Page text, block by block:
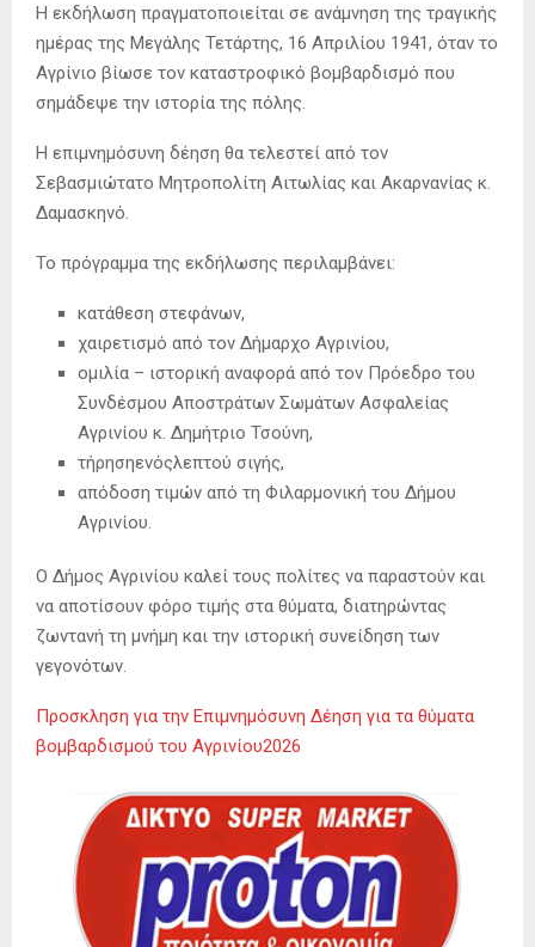
Η εκδήλωση πραγματοποιείται σε ανάμνηση της τραγικής
ημέρας της Μεγάλης Τετάρτης, 16 Απριλίου 1941, όταν το
Αγρίνιο βίωσε τον καταστροφικό βομβαρδισμό που
σημάδεψε την ιστορία της πόλης.
Η επιμνημόσυνη δέηση θα τελεστεί από τον
Σεβασμιώτατο Μητροπολίτη Αιτωλίας και Ακαρνανίας κ.
Δαμασκηνό.
Το πρόγραμμα της εκδήλωσης περιλαμβάνει:
κατάθεση στεφάνων,
χαιρετισμό από τον Δήμαρχο Αγρινίου,
ομιλία – ιστορική αναφορά από τον Πρόεδρο του
Συνδέσμου Αποστράτων Σωμάτων Ασφαλείας
Αγρινίου κ. Δημήτριο Τσούνη,
τήρησηενόςλεπτού σιγής,
απόδοση τιμών από τη Φιλαρμονική του Δήμου
Αγρινίου.
Ο Δήμος Αγρινίου καλεί τους πολίτες να παραστούν και
να αποτίσουν φόρο τιμής στα θύματα, διατηρώντας
ζωντανή τη μνήμη και την ιστορική συνείδηση των
γεγονότων.
Προσκληση για την Επιμνημόσυνη Δέηση για τα θύματα
βομβαρδισμού του Αγρινίου2026